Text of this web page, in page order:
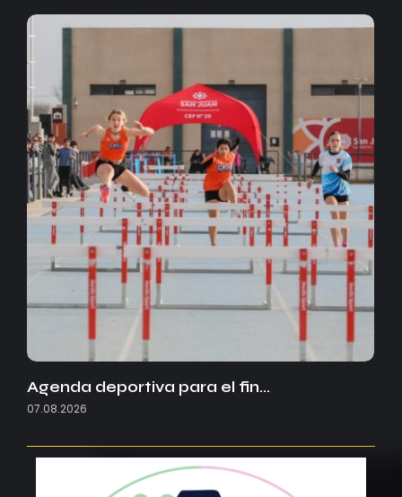
Agenda deportiva para el fin…
07.08.2026